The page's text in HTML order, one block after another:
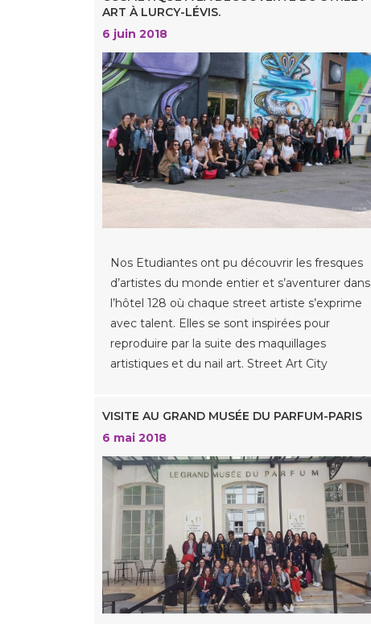
ART À LURCY-LÉVIS.
6 juin 2018
Nos Etudiantes ont pu découvrir les fresques
d’artistes du monde entier et s’aventurer dans
l’hôtel 128 où chaque street artiste s’exprime
avec talent. Elles se sont inspirées pour
reproduire par la suite des maquillages
artistiques et du nail art. Street Art City
VISITE AU GRAND MUSÉE DU PARFUM-PARIS
6 mai 2018